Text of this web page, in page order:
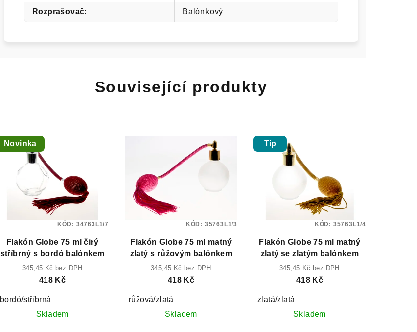
Rozprašovač: Balónkový
Související produkty
Novinka
Flakón Globe 75 ml čirý
stříbrný s bordó balónkem
345,45 Kč bez DPH
418 Kč
bordó/stříbrná
Skladem
KÓD: 34763L1/7
Flakón Globe 75 ml matný
zlatý s růžovým balónkem
345,45 Kč bez DPH
418 Kč
růžová/zlatá
Skladem
KÓD: 35763L1/3
Tip
Flakón Globe 75 ml matný
zlatý se zlatým balónkem
345,45 Kč bez DPH
418 Kč
zlatá/zlatá
Skladem
KÓD: 35763L1/4